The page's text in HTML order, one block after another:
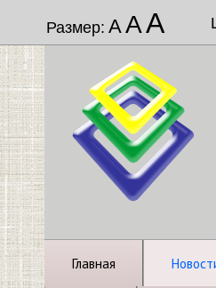
Размер: ААА
Главная